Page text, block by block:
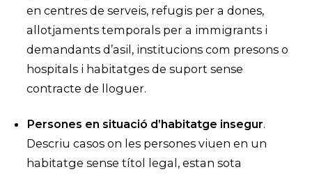
en centres de serveis, refugis per a dones,
allotjaments temporals per a immigrants i
demandants d’asil, institucions com presons o
hospitals i habitatges de suport sense
contracte de lloguer.
Persones en situació d’habitatge insegur.
Descriu casos on les persones viuen en un
habitatge sense títol legal, estan sota